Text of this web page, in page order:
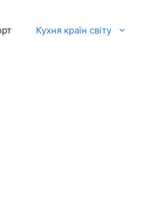
Кухня країн світу